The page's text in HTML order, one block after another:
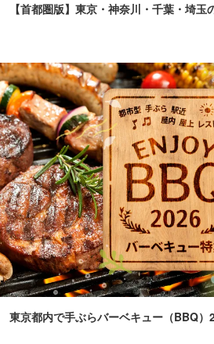
【首都圏版】東京・神奈川・千葉・埼
東京都内で手ぶらバーベキュー（BBQ）